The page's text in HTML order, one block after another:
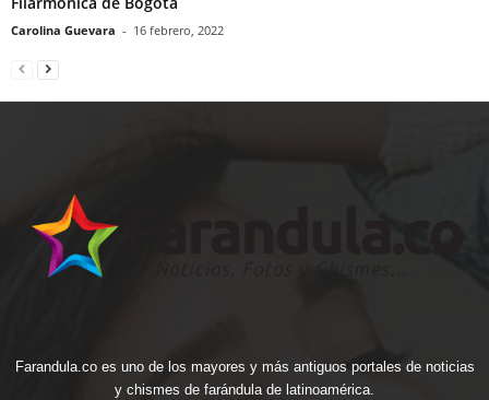
Carolina Guevara - 16 febrero, 2022
Farandula.co es uno de los mayores y más antiguos portales de noticias
y chismes de farándula de latinoamérica.